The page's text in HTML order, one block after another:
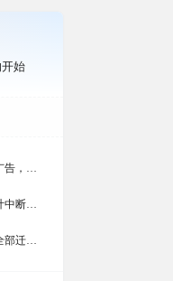
始
要注意
1分钟
复完成！